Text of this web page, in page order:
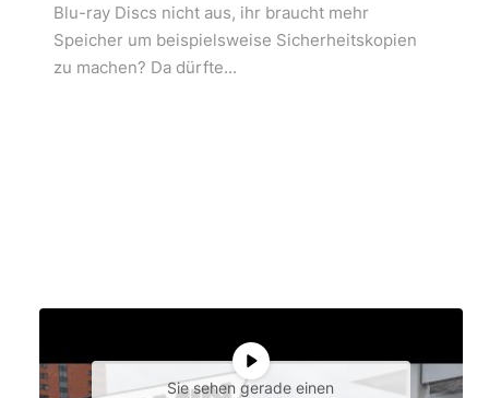
Blu-ray Discs nicht aus, ihr braucht mehr
Speicher um beispielsweise Sicherheitskopien
zu machen? Da dürfte...
Sie sehen gerade einen